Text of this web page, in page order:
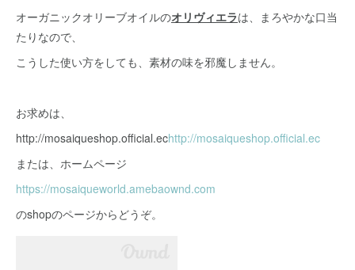
オーガニックオリーブオイルのオリヴィエラは、まろやかな口当
たりなので、
こうした使い方をしても、素材の味を邪魔しません。
お求めは、
http://mosaiqueshop.official.echttp://mosaiqueshop.official.ec
または、ホームページ
https://mosaiqueworld.amebaownd.com
のshopのページからどうぞ。